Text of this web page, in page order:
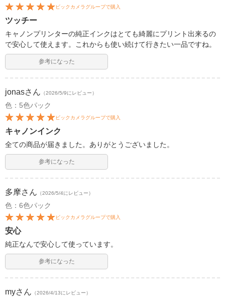
ビックカメラグループで購入
ツッチー
キャノンプリンターの純正インクはとても綺麗にプリント出来るの
で安心して使えます。これからも使い続けて行きたい一品ですね。
参考になった
jonasさん （2026/5/9にレビュー）
色：5色パック
ビックカメラグループで購入
キャノンインク
全ての商品が届きました。ありがとうございました。
参考になった
多摩さん （2026/5/4にレビュー）
色：6色パック
ビックカメラグループで購入
安心
純正なんで安心して使っています。
参考になった
myさん （2026/4/13にレビュー）